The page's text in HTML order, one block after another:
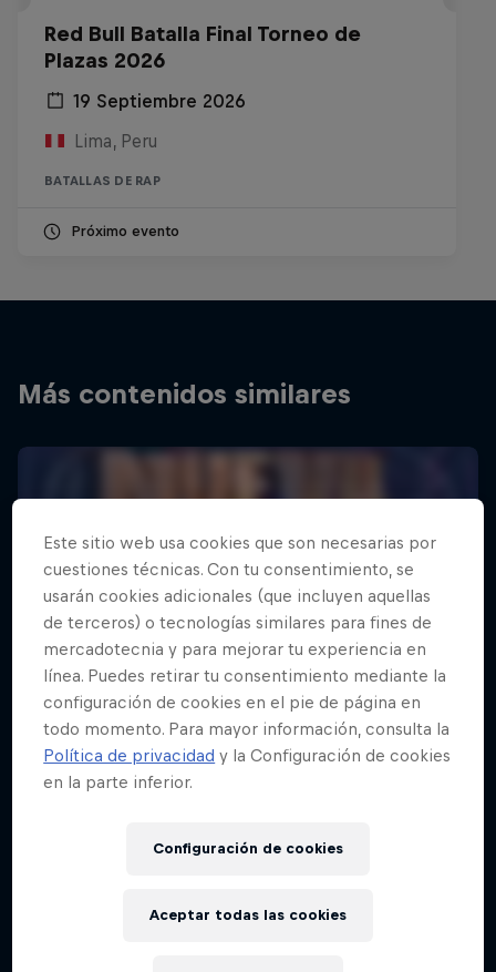
Red Bull Batalla Final Torneo de
Plazas 2026
19 Septiembre 2026
Lima, Peru
BATALLAS DE RAP
Próximo evento
Más contenidos similares
Este sitio web usa cookies que son necesarias por
cuestiones técnicas. Con tu consentimiento, se
usarán cookies adicionales (que incluyen aquellas
de terceros) o tecnologías similares para fines de
mercadotecnia y para mejorar tu experiencia en
línea. Puedes retirar tu consentimiento mediante la
configuración de cookies en el pie de página en
todo momento. Para mayor información, consulta la
Política de privacidad y la Configuración de cookies
en la parte inferior.
Configuración de cookies
Aceptar todas las cookies